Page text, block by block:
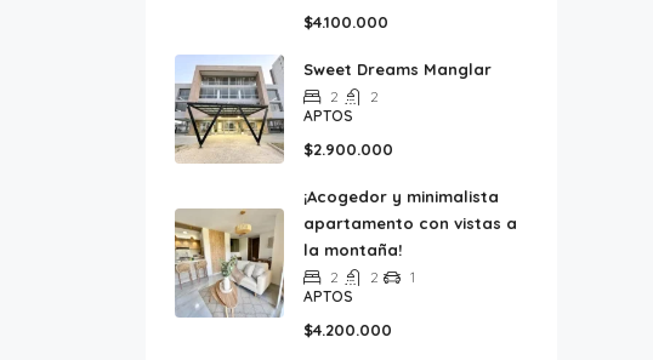
$4.100.000
Sweet Dreams Manglar
2
2
APTOS
$2.900.000
¡Acogedor y minimalista
apartamento con vistas a
la montaña!
2 2
1
APTOS
$4.200.000